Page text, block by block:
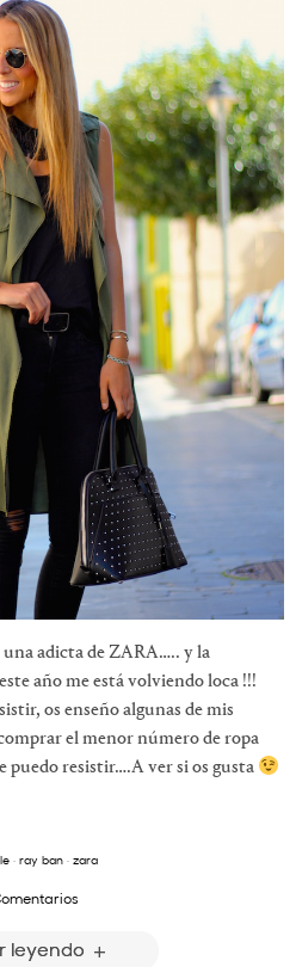
una adicta de ZARA….. y la
año me está volviendo loca !!!
os enseño algunas de mis
el menor número de ropa
puedo resistir….A ver si os gusta
· ray ban· zara
leyendo